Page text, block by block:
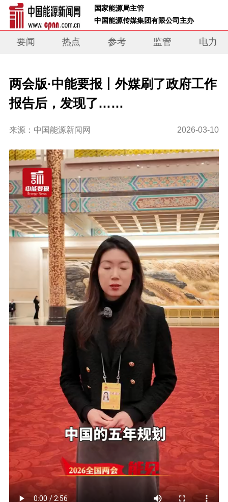
国家能源局主管
中国能源传媒集团有限公司主办
要闻 热点 参考 监管 电力
两会版·中能要报丨外媒刷了政府工作
报告后，发现了……
来源：中国能源新闻网 2026-03-10